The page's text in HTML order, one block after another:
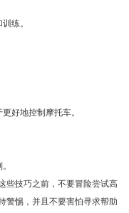
练。
好地控制摩托车。
些技巧之前，不要冒险尝试高
警惕，并且不要害怕寻求帮助